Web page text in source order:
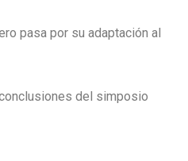
pasa por su adaptación al
del simposio